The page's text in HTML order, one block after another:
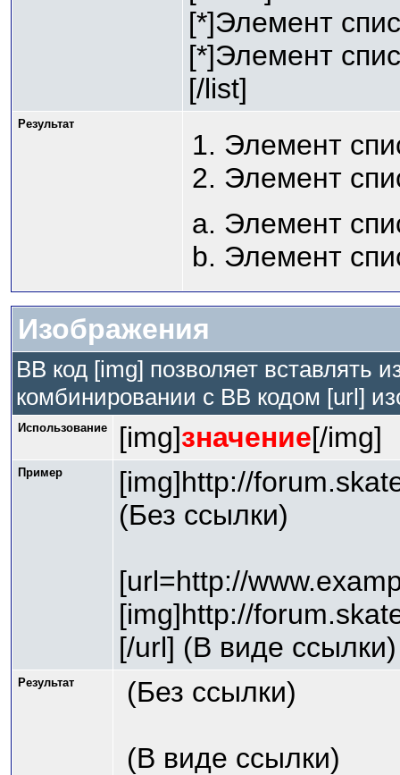
[*]Элемент
[*]Элемент
[/list]
Результат
Элемент
Элемент
Элемент
Элемент
Изображения
BB код [img] позволяет вставлять
комбинировании с BB кодом [url]
Использование [img]значение[/img]
Пример
[img]http://
(Без ссылки)
[url=http://
[img]http://
[/url] (В виде ссылки)
Результат (Без ссылки)
(В виде ссылки)